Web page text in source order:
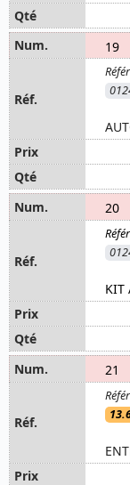
19
20
KIT
21